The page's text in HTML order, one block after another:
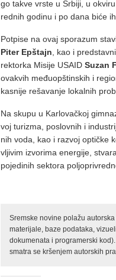
go ta­kve vr­ste u Sr­bi­ji, u
red­nih go­di­nu i po da­na bi­će
Pot­pi­se na ovaj spo­ra­zum
Pi­ter Ep­štajn , kao i
rek­tor­ka Mi­si­je USAID Su­zan
ova­kvih me­đu­op­štin­skih i
ka­sni­je re­ša­va­nje lo­kal­nih
Na sku­pu u Kar­lo­vač­koj
voj tu­ri­zma, po­slov­nih i
nih vo­da, kao i raz­voj op­tič­ke
vlji­vim iz­vo­ri­ma ener­gi­je,
po­je­di­nih sek­to­ra
Sremske novine polažu
materijale, baze podataka,
dokumenata i programerski
smatra se kršenjem autorskih